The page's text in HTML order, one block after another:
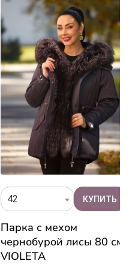
42
Парка с мехом
чернобурой лисы 80 см
VIOLETA